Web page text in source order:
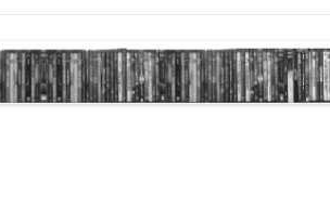
BILD & TON